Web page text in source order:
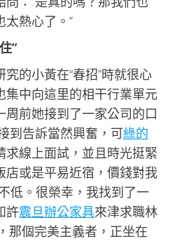
太熱心了。”
”
的小黃在“春招”時就很心
集中向這里的相干行業單元
周前她接到了一家公司的口
到告訴當然興奮，可綠的
求線上面試，並且時光挺緊
店或是平易近宿，價錢對我
低。很榮幸，我找到了一
許震旦辦公家具來津求職林
那個完美主義者，正坐在